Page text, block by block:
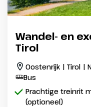
Wandel- en
Tirol
Oostenrijk | Tirol |
Bus
Prachtige treinrit
(optioneel)